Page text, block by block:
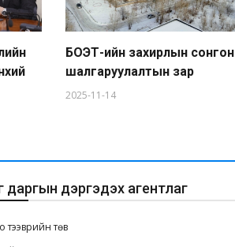
БОЭТ-ийн захирлын сонгон
шалгаруулалтын зар
2025-11-14
даргын дэргэдэх агентлаг
тээврийн төв